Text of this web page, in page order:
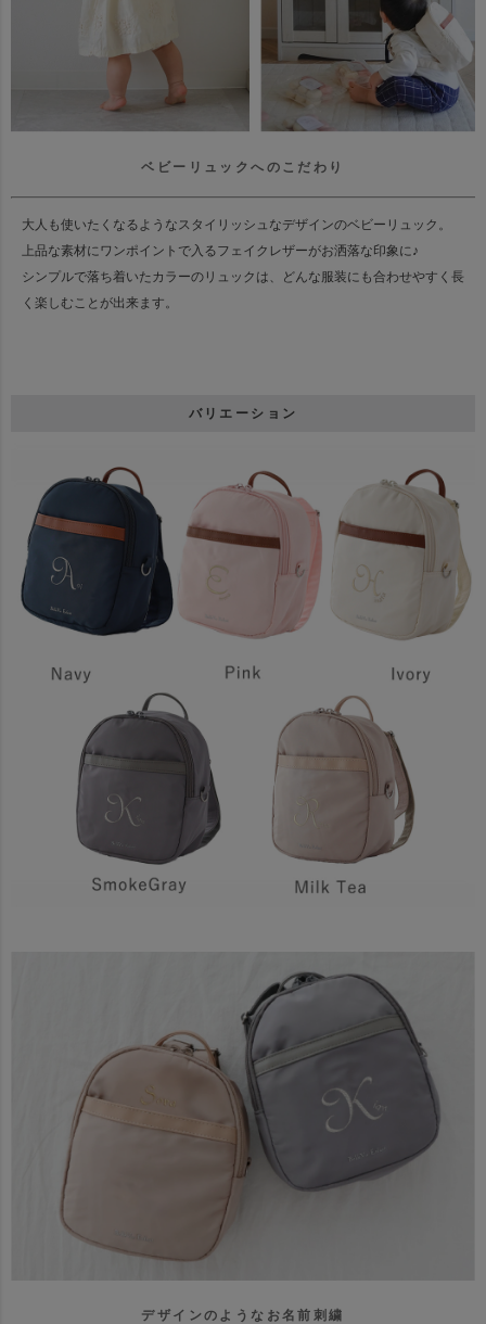
ベビーリュックへのこだわり
大人も使いたくなるようなスタイリッシュなデザインのベビーリュック。
上品な素材にワンポイントで入るフェイクレザーがお洒落な印象に♪
シンプルで落ち着いたカラーのリュックは、
どんな服装にも合わせやすく長
く楽しむことが出来ます。
バリエーション
デザインのようなお名前刺繍